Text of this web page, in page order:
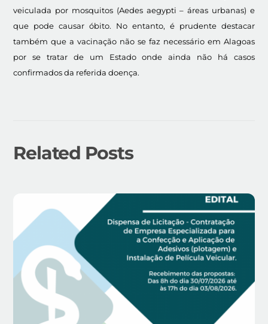
veiculada por mosquitos (Aedes aegypti – áreas urbanas) e
que pode causar óbito. No entanto, é prudente destacar
também que a vacinação não se faz necessário em Alagoas
por se tratar de um Estado onde ainda não há casos
confirmados da referida doença.
Related Posts